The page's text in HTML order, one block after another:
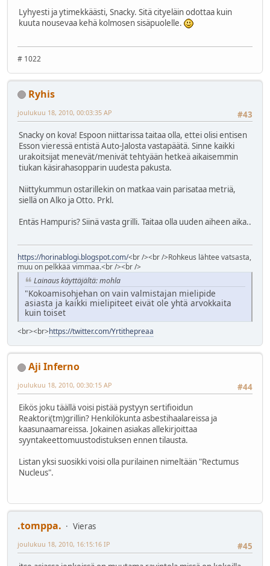
Lyhyesti ja ytimekkäästi, Snacky. Sitä cityeläin odottaa kuin
kuuta nousevaa kehä kolmosen sisäpuolelle.
# 1022
Ryhis
#43
joulukuu 18, 2010, 00:03:35 AP
Snacky on kova! Espoon niittarissa taitaa olla, ettei olisi entisen
Esson vieressä entistä Auto-Jalosta vastapäätä. Sinne kaikki
urakoitsijat menevät/menivät tehtyään hetkeä aikaisemmin
tiukan käsirahasopparin uudesta pakusta.
Niittykummun ostarillekin on matkaa vain parisataa metriä,
siellä on Alko ja Otto. Prkl.
Entäs Hampuris? Siinä vasta grilli. Taitaa olla uuden aiheen aika..
https://horinablogi.blogspot.com/<br /><br />Rohkeus lähtee vatsasta,
muu on pelkkää vimmaa.<br /><br />
Lainaus käyttäjältä: mohla
"Kokoamisohjehan on vain valmistajan mielipide
asiasta ja kaikki mielipiteet eivät ole yhtä arvokkaita
kuin toiset
<br><br>https://twitter.com/Yrtithepreaa
Aji Inferno
#44
joulukuu 18, 2010, 00:30:15 AP
Eikös joku täällä voisi pistää pystyyn sertifioidun
Reaktori(tm)grillin? Henkilökunta asbestihaalareissa ja
kaasunaamareissa. Jokainen asiakas allekirjoittaa
syyntakeettomuustodistuksen ennen tilausta.
Listan yksi suosikki voisi olla purilainen nimeltään "Rectumus
Nucleus".
.tomppa.
Vieras
#45
joulukuu 18, 2010, 16:15:16 IP